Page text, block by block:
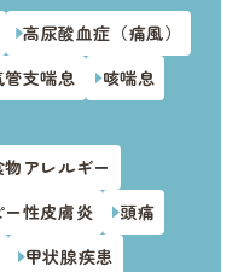
高尿酸血症（痛風）
管支喘息
咳喘息
物アレルギー
ー性皮膚炎
頭痛
甲状腺疾患